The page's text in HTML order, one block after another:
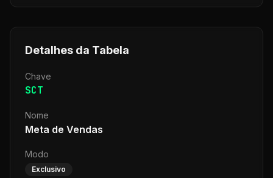
Detalhes da Tabela
Chave
SCT
Nome
Meta de Vendas
Modo
Exclusivo